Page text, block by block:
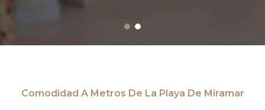
Comodidad A Metros De La Playa De Miramar